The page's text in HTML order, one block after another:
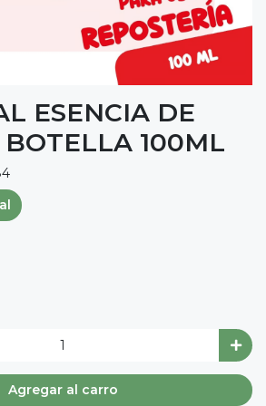
ESENCIA DE
100ML
Agregar al carro